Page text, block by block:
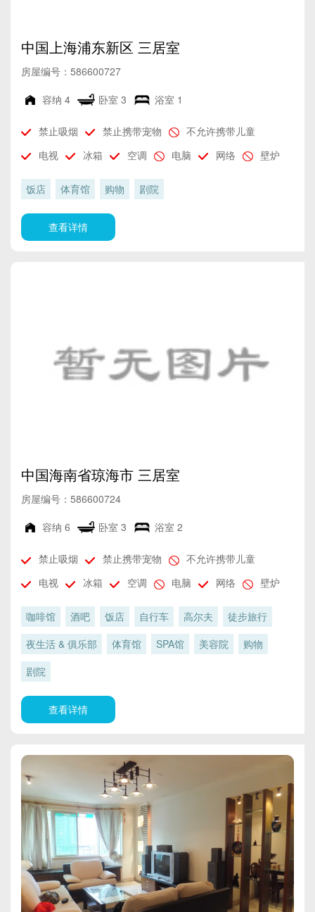
中国上海浦东新区 三居室
房屋编号：586600727
容纳 4 卧室 3 浴室 1
禁止吸烟 禁止携带宠物
不允许携带儿童
电视
冰箱 空调 电脑 网络 壁炉
饭店 体育馆 购物 剧院
查看详情
中国海南省琼海市 三居室
房屋编号：586600724
容纳 6 卧室 3 浴室 2
禁止吸烟 禁止携带宠物
不允许携带儿童
电视
冰箱 空调 电脑 网络 壁炉
咖啡馆 酒吧 饭店 自行车 高尔夫
徒步旅行
夜生活 & 俱乐部
体育馆 SPA馆 美容院
购物
剧院
查看详情